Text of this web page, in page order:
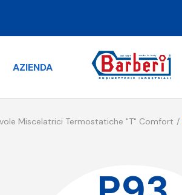
AZIENDA
Miscelatrici Termostatiche "T" Comfort